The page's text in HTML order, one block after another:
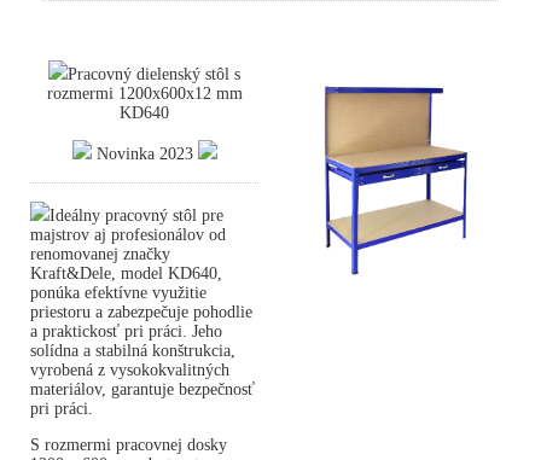
Pracovný dielenský stôl s
rozmermi 1200x600x12 mm
KD640
Novinka 2023
Ideálny pracovný stôl pre
majstrov aj profesionálov od
renomovanej značky
Kraft&Dele, model KD640,
ponúka efektívne využitie
priestoru a zabezpečuje pohodlie
a praktickosť pri práci. Jeho
solídna a stabilná konštrukcia,
vyrobená z vysokokvalitných
materiálov, garantuje bezpečnosť
pri práci.
S rozmermi pracovnej dosky